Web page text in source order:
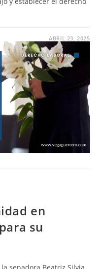
ABRIL 23, 2025
en
su